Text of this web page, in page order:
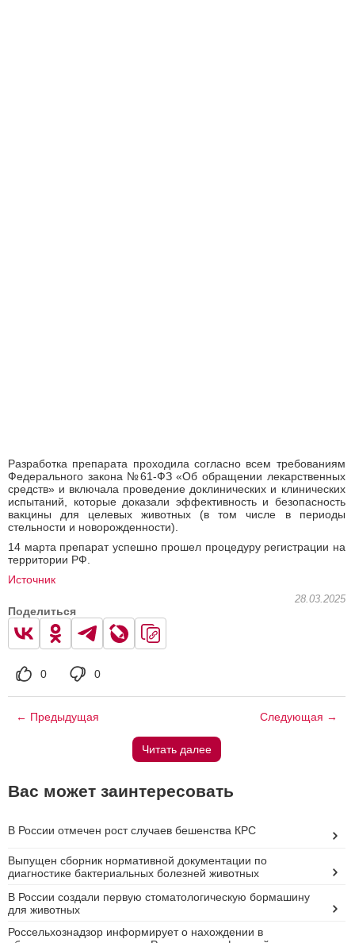
Разработка препарата проходила согласно всем требованиям
Федерального закона №61-ФЗ «Об обращении лекарственных
средств» и включала проведение доклинических и клинических
испытаний, которые доказали эффективность и безопасность
вакцины для целевых животных (в том числе в периоды
стельности и новорожденности).
14 марта препарат успешно прошел процедуру регистрации на
территории РФ.
Источник
28.03.2025
Поделиться
0 0
← Предыдущая Следующая →
Читать далее
Вас может заинтересовать
В России отмечен рост случаев бешенства КРС
Выпущен сборник нормативной документации по
диагностике бактериальных болезней животных
В России создали первую стоматологическую бормашину
для животных
Россельхознадзор информирует о нахождении в